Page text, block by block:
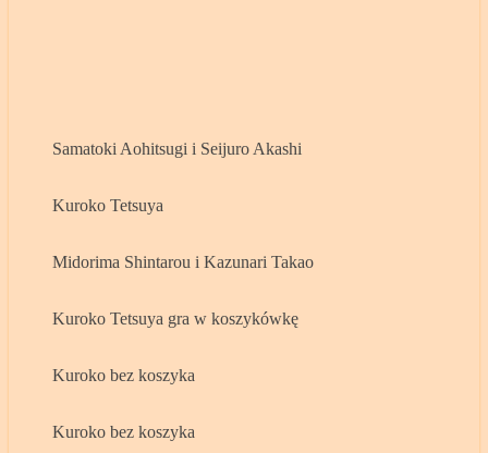
Samatoki Aohitsugi i Seijuro Akashi
Kuroko Tetsuya
Midorima Shintarou i Kazunari Takao
Kuroko Tetsuya gra w koszykówkę
Kuroko bez koszyka
Kuroko bez koszyka